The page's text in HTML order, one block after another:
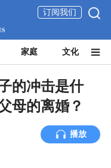
订阅我们
家庭 文化
的冲击是什
母的离婚？
播放